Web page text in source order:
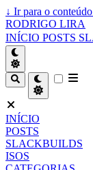
↓ Ir para o
RODRIGO LIRA
INÍCIO POSTS
INÍCIO
POSTS
SLACKBUILDS
ISOS